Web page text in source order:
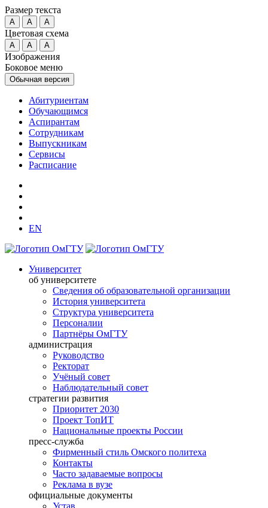
Размер текста
A A A
Цветовая схема
A A A
Изображения
Боковое меню
Обычная версия
Абитуриентам
Обучающимся
Аспирантам
Сотрудникам
Выпускникам
Сервисы
Расписание
EN
Университет
об университете
Сведения об образовательной организации
История университета
Структура университета
Персоналии
Партнёры ОмГТУ
администрация
Руководство
Ректорат
Учёный совет
Наблюдательный совет
стратегии развития
Приоритет 2030
Проект ТопИТ
Национальные проекты России
пресс-служба
Фирменный стиль Омского политеха
Контакты
Часто задаваемые вопросы
Реклама в вузе
официальные документы
Устав